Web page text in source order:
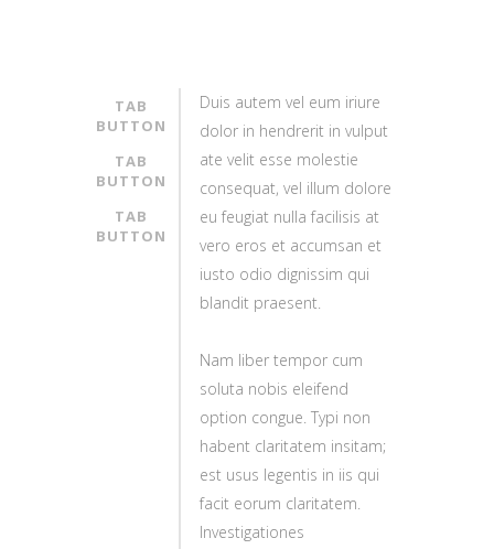
TAB
BUTTON
TAB
BUTTON
TAB
BUTTON
Duis autem vel eum iriure
dolor in hendrerit in vulput
ate velit esse molestie
consequat, vel illum dolore
eu feugiat nulla facilisis at
vero eros et accumsan et
iusto odio dignissim qui
blandit praesent.
Nam liber tempor cum
soluta nobis eleifend
option congue. Typi non
habent claritatem insitam;
est usus legentis in iis qui
facit eorum claritatem.
Investigationes